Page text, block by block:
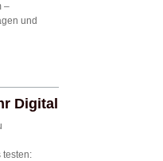
–
und
Digital
testen: